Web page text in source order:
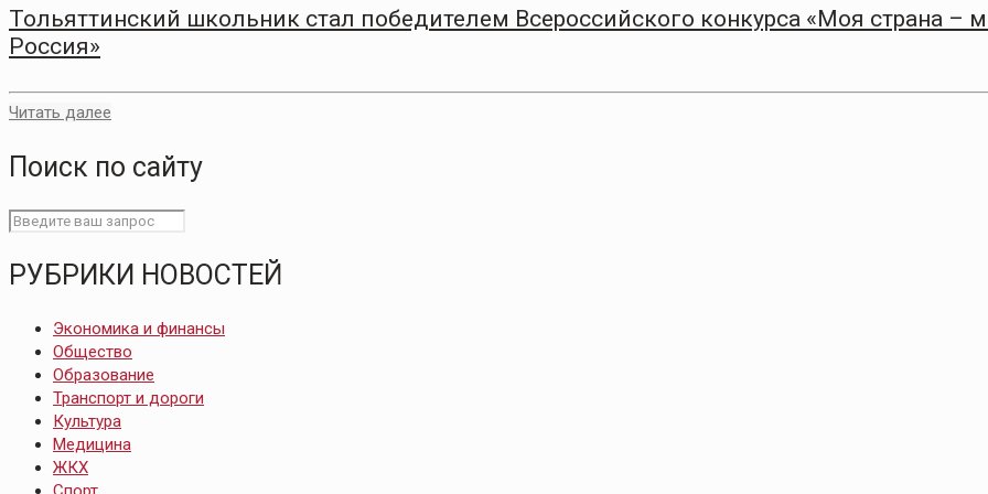
Тольяттинский школьник стал победителем Всероссийского конкурса «Моя страна –
Россия»
Читать далее
Поиск по сайту
РУБРИКИ НОВОСТЕЙ
Экономика и финансы
Общество
Образование
Транспорт и дороги
Культура
Медицина
ЖКХ